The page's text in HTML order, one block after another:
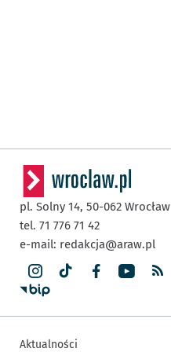
pl. Solny 14, 50-062 Wrocław
tel. 71 776 71 42
e-mail: redakcja@araw.pl
Aktualności